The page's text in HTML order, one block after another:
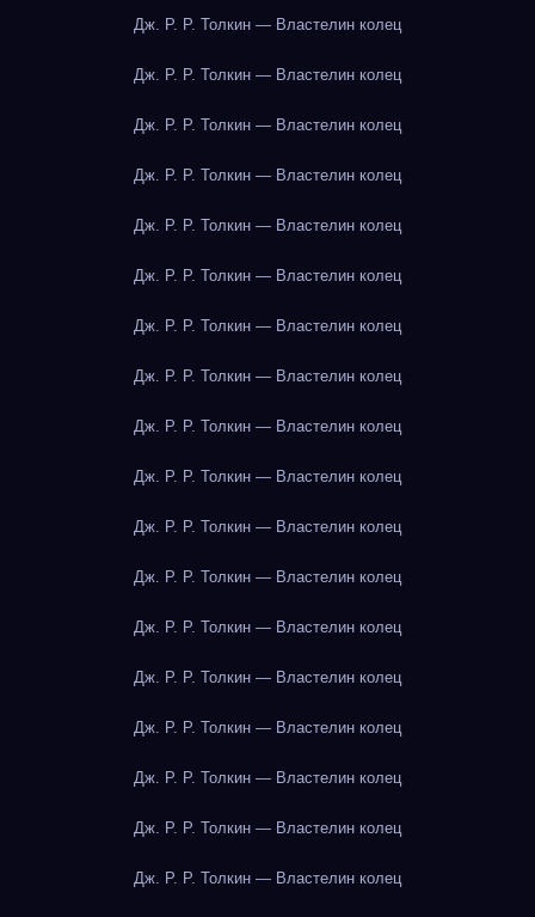
Дж. Р. Р. Толкин — Властелин колец
Дж. Р. Р. Толкин — Властелин колец
Дж. Р. Р. Толкин — Властелин колец
Дж. Р. Р. Толкин — Властелин колец
Дж. Р. Р. Толкин — Властелин колец
Дж. Р. Р. Толкин — Властелин колец
Дж. Р. Р. Толкин — Властелин колец
Дж. Р. Р. Толкин — Властелин колец
Дж. Р. Р. Толкин — Властелин колец
Дж. Р. Р. Толкин — Властелин колец
Дж. Р. Р. Толкин — Властелин колец
Дж. Р. Р. Толкин — Властелин колец
Дж. Р. Р. Толкин — Властелин колец
Дж. Р. Р. Толкин — Властелин колец
Дж. Р. Р. Толкин — Властелин колец
Дж. Р. Р. Толкин — Властелин колец
Дж. Р. Р. Толкин — Властелин колец
Дж. Р. Р. Толкин — Властелин колец